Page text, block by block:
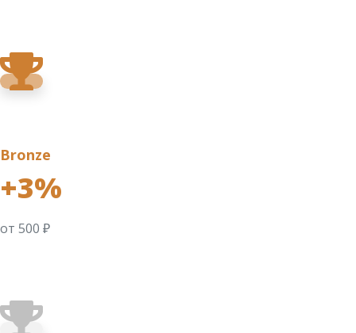
Bronze
+3%
от 500 ₽